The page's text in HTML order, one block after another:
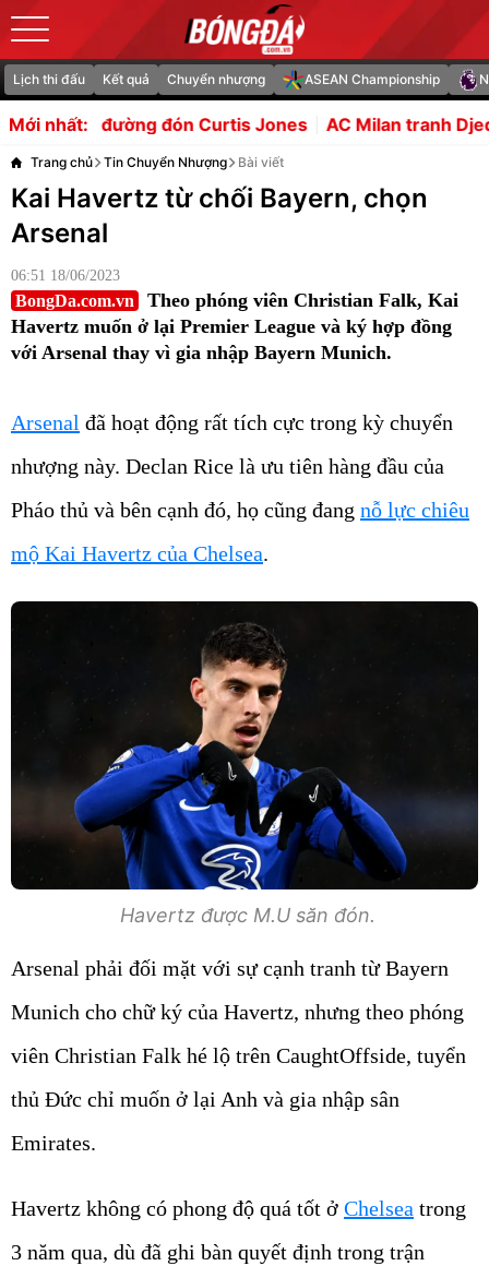
Lịch thi đấu Kết quả Chuyển nhượng ASEAN Championship
Mới nhất:
Curtis Jones AC Milan tranh Djed Spence với Inter
Trang chủ Tin Chuyển Nhượng Bài viết
Kai Havertz từ chối Bayern, chọn
Arsenal
06:51 18/06/2023
BongDa.com.vn
Theo phóng viên Christian Falk, Kai
Havertz muốn ở lại Premier League và ký hợp đồng
với Arsenal thay vì gia nhập Bayern Munich.
Arsenal đã hoạt động rất tích cực trong kỳ chuyển
nhượng này. Declan Rice là ưu tiên hàng đầu của
Pháo thủ và bên cạnh đó, họ cũng đang nỗ lực chiêu
mộ Kai Havertz của Chelsea.
Havertz được M.U săn đón.
Arsenal phải đối mặt với sự cạnh tranh từ Bayern
Munich cho chữ ký của Havertz, nhưng theo phóng
viên Christian Falk hé lộ trên CaughtOffside, tuyển
thủ Đức chỉ muốn ở lại Anh và gia nhập sân
Emirates.
Havertz không có phong độ quá tốt ở Chelsea trong
3 năm qua, dù đã ghi bàn quyết định trong trận